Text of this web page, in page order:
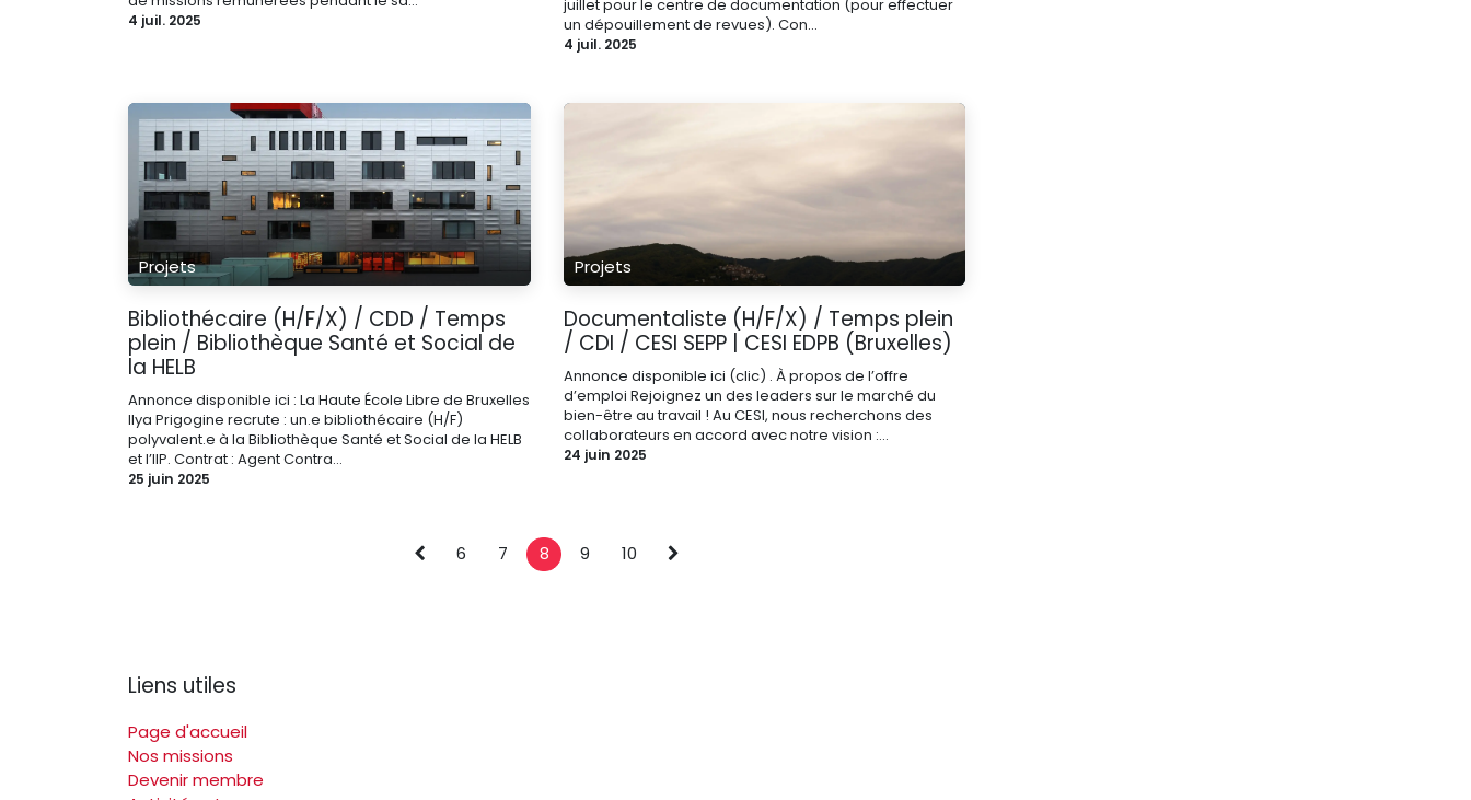
4 juil. 2025
juillet pour le centre de documentation (pour effectuer
un dépouillement de revues). Con...
4 juil. 2025
Projets
Bibliothécaire (H/F/X) / CDD / Temps
plein / Bibliothèque Santé et Social de
la HELB
Annonce disponible ici : La Haute École Libre de Bruxelles
Ilya Prigogine recrute : un.e bibliothécaire (H/F)
polyvalent.e à la Bibliothèque Santé et Social de la HELB
et l’IIP. Contrat : Agent Contra...
25 juin 2025
Projets
Documentaliste (H/F/X) / Temps plein
/ CDI / CESI SEPP | CESI EDPB (Bruxelles)
Annonce disponible ici (clic) . À propos de l’offre
d’emploi Rejoignez un des leaders sur le marché du
bien-être au travail ! Au CESI, nous recherchons des
collaborateurs en accord avec notre vision :...
24 juin 2025
6 7 8 9 10
Liens utiles
Page d'accueil
Nos missions
Devenir membre